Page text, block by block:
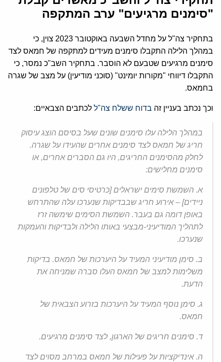
"סימנים מרגיעים" ערב המתקפה
בתחקיר צה"ל על מחדל השבעה באוקטובר 2023 צוין, כי
במהלך הלילה התקבלו סימנים מעידים למתקפה של חמאס לצד
סימנים מרגיעים שטבעם לא הוסבר. בתחקיר השב"כ נמסר, כי
התקבלו דיווחי "מקורות יומינט" (סוכני מודיעין) על מצב של שגרה
בחמאס.
וכך נכתב בעניין זה בדוח ששלח צה"ל לכתבים הצבאיים:
במהלך הלילה עלו סימנים שונים שעל בסיסם הוצג עיסוק
חריג של חמאס לצד סימנים אחרים שהעידו על שגרה.
לחלק מהסימנים החריגים, היו גם הסברים אחרים, או
סימנים מחלישים:
א. השמשת סימים ישראלים [כרטיסי סים של טלפונים
ניידים] – אירוע חריג שבבדיקות שנערכו עלה שהתרחש
באופן דומה גם בעבר. השמשת הסימים שימשה זרז
לתהליך המודיעיני-מבצעי באותו הלילה ולבדיקות והעמקות
שנערכו.
ב. סימן מודיעיני המעיד על היערכות של חמאס. בדיקות
משלימות למצב של חמאס העלו סברה שמניחה את
הדעת.
ג. סימן נוסף המעיד על היערכות בזרוע הצבאית של
חמאס.
ד. סימנים חריגים של הארגון, לצד סימנים מרגיעים.
ה. אינדיקציות על פעילות של חמאס במרחב מסוים לצד